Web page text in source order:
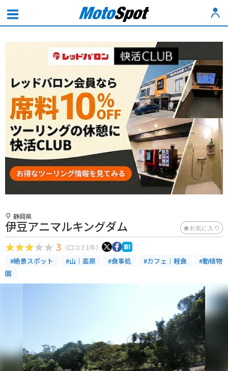
静岡県
伊豆アニマルキングダム お気に入り
3 （口コミ1件）
#絶景スポット #山｜高原 #食事処 #カフェ｜軽食
#動植物
園